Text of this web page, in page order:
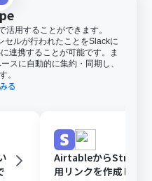
活用することができます。
セルが行われたことをSlackに
連携することが可能です。ま
スに自動的に集約・同期し、
。
る
AirtableからStripe
用リンクを作成して